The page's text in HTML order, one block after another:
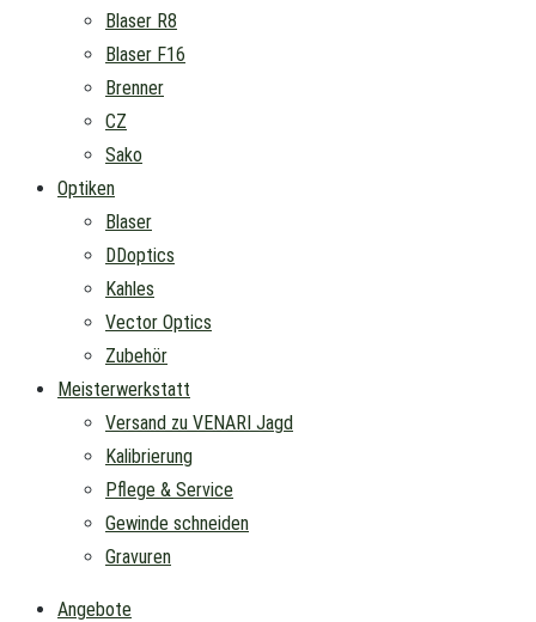
Blaser R8
Blaser F16
Brenner
CZ
Sako
Optiken
Blaser
DDoptics
Kahles
Vector Optics
Zubehör
Meisterwerkstatt
Versand zu VENARI Jagd
Kalibrierung
Pflege & Service
Gewinde schneiden
Gravuren
Angebote